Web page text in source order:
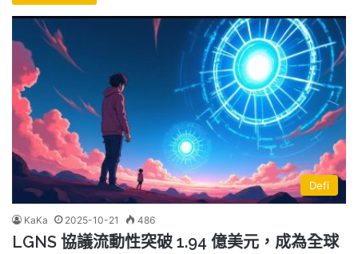
Defi
KaKa 2025-10-21 486
LGNS 協議流動性突破 1.94 億美元，成為全球